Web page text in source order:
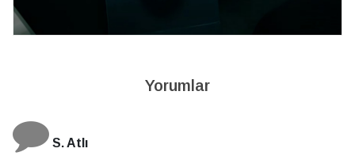
Yorumlar
Atlı